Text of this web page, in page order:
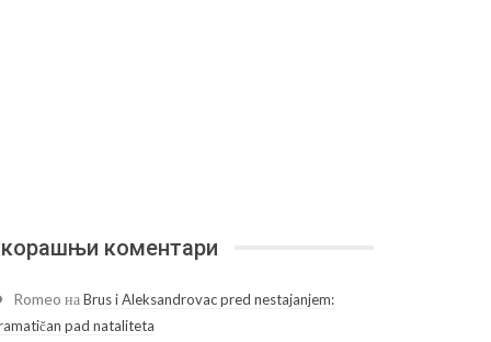
коментари
Romeo наBrus i Aleksandrovac pred nestajanjem:
pad nataliteta